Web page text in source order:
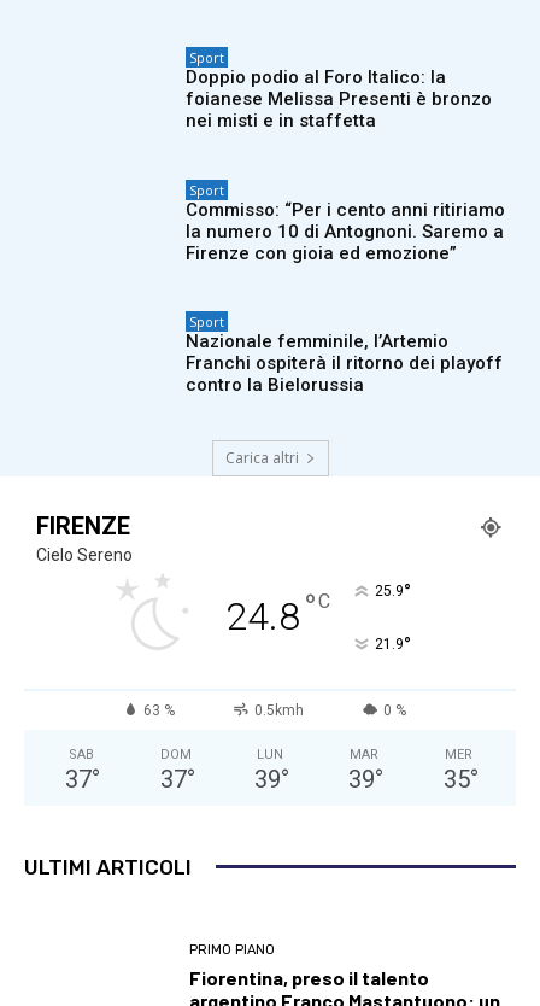
Sport
Doppio podio al Foro Italico: la
foianese Melissa Presenti è bronzo
nei misti e in staffetta
Sport
Commisso: “Per i cento anni ritiriamo
la numero 10 di Antognoni. Saremo a
Firenze con gioia ed emozione”
Sport
Nazionale femminile, l’Artemio
Franchi ospiterà il ritorno dei playoff
contro la Bielorussia
Carica altri
FIRENZE
Cielo Sereno
24.8°C 25.9°
21.9°
63 % 0.5kmh 0 %
SAB
37°
DOM
37°
LUN
39°
MAR
39°
MER
35°
ULTIMI ARTICOLI
PRIMO PIANO
Fiorentina, preso il talento
argentino Franco Mastantuono: un